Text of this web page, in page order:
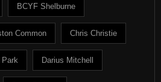
BCYF Shelburne
Common Chris Christie
Park Darius Mitchell